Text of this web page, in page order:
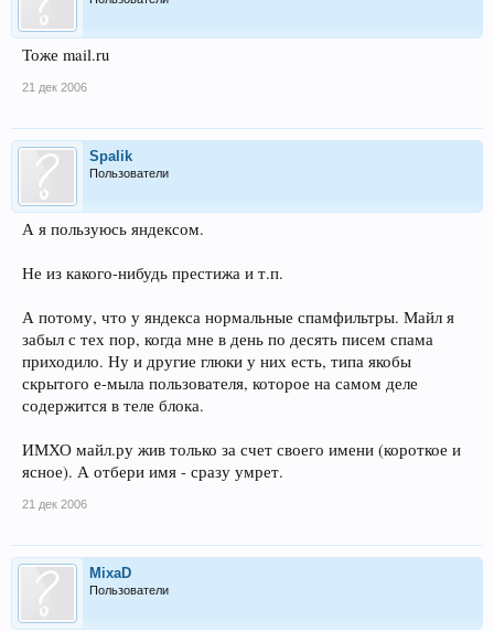
Тоже mail.ru
21 дек 2006
Spalik
Пользователи
А я пользуюсь яндексом.
Не из какого-нибудь престижа и т.п.
А потому, что у яндекса нормальные спамфильтры. Майл я
забыл с тех пор, когда мне в день по десять писем спама
приходило. Ну и другие глюки у них есть, типа якобы
скрытого е-мыла пользователя, которое на самом деле
содержится в теле блока.
ИМХО майл.ру жив только за счет своего имени (короткое и
ясное). А отбери имя - сразу умрет.
21 дек 2006
MixaD
Пользователи